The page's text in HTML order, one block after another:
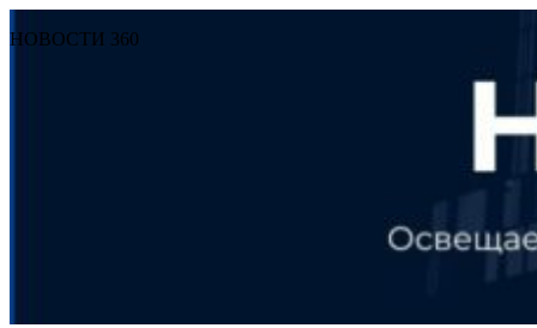
НОВОСТИ 360